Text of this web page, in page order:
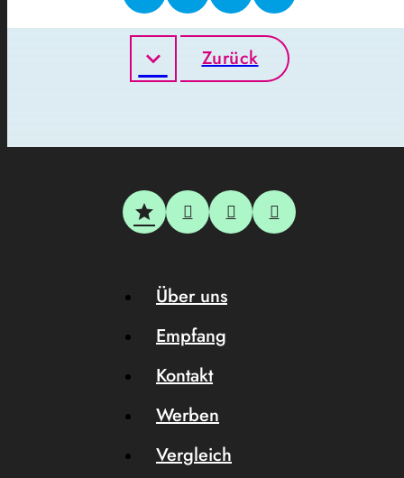
Zurück
Über uns
Empfang
Kontakt
Werben
Vergleich